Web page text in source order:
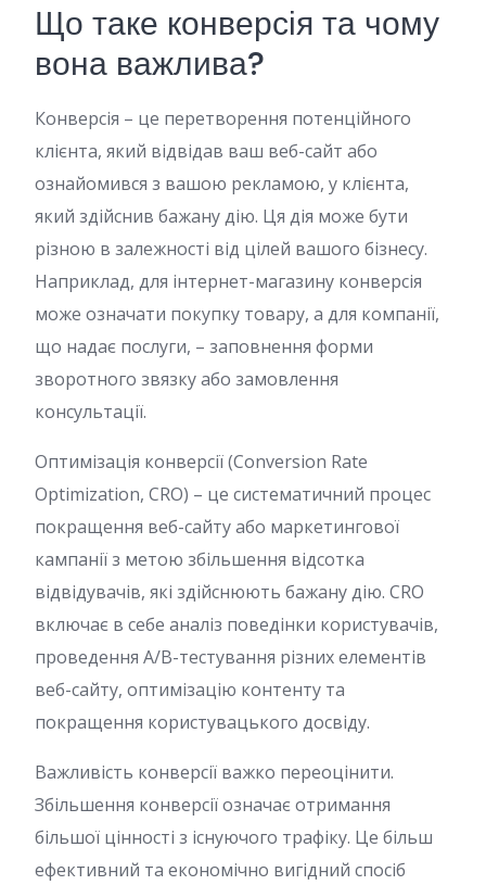
Що таке конверсія та чому
вона важлива?
Конверсія – це перетворення потенційного
клієнта, який відвідав ваш веб-сайт або
ознайомився з вашою рекламою, у клієнта,
який здійснив бажану дію. Ця дія може бути
різною в залежності від цілей вашого бізнесу.
Наприклад, для інтернет-магазину конверсія
може означати покупку товару, а для компанії,
що надає послуги, – заповнення форми
зворотного звязку або замовлення
консультації.
Оптимізація конверсії (Conversion Rate
Optimization, CRO) – це систематичний процес
покращення веб-сайту або маркетингової
кампанії з метою збільшення відсотка
відвідувачів, які здійснюють бажану дію. CRO
включає в себе аналіз поведінки користувачів,
проведення A/B-тестування різних елементів
веб-сайту, оптимізацію контенту та
покращення користувацького досвіду.
Важливість конверсії важко переоцінити.
Збільшення конверсії означає отримання
більшої цінності з існуючого трафіку. Це більш
ефективний та економічно вигідний спосіб